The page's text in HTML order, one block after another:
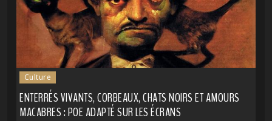
Culture
ENTERRÉS VIVANTS, CORBEAUX, CHATS NOIRS ET AMOURS
MACABRES : POE ADAPTÉ SUR LES ÉCRANS